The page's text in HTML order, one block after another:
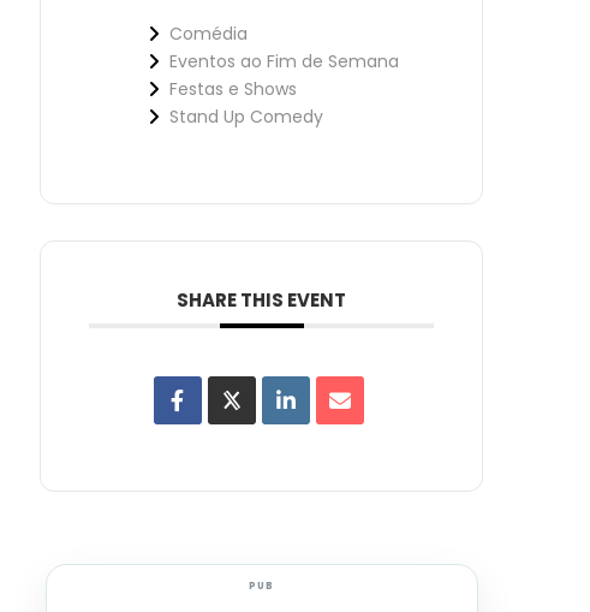
Comédia
Eventos ao Fim de Semana
Festas e Shows
Stand Up Comedy
SHARE THIS EVENT
PUB